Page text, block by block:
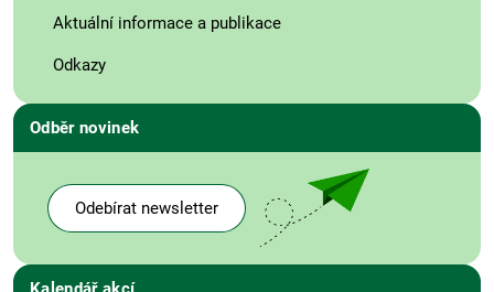
Aktuální informace a publikace
Odkazy
Odběr novinek
Odebírat newsletter